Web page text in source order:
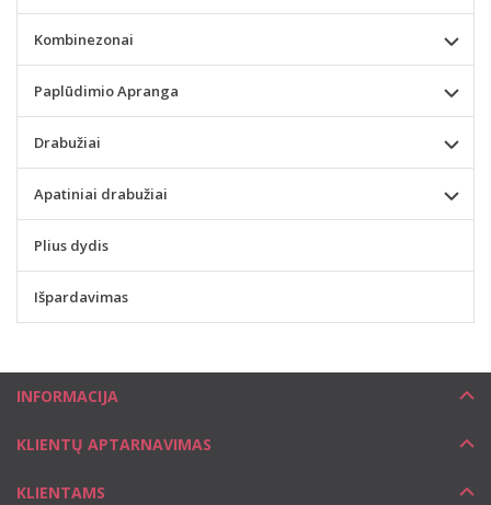
Kombinezonai
Paplūdimio Apranga
Drabužiai
Apatiniai drabužiai
Plius dydis
Išpardavimas
INFORMACIJA
KLIENTŲ APTARNAVIMAS
KLIENTAMS